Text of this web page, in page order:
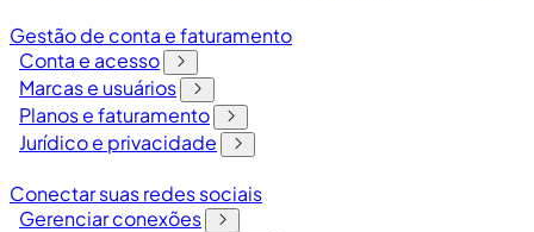
Gestão de conta e faturamento
Conta e acesso
Marcas e usuários
Planos e faturamento
Jurídico e privacidade
Conectar suas redes sociais
Gerenciar conexões